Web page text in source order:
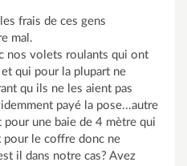
frais de ces gens
mal.
nos volets roulants qui ont
qui pour la plupart ne
qu ils ne les aient pas
payé la pose...autre
une baie de 4 mètre qui
le coffre donc ne
il dans notre cas? Avez